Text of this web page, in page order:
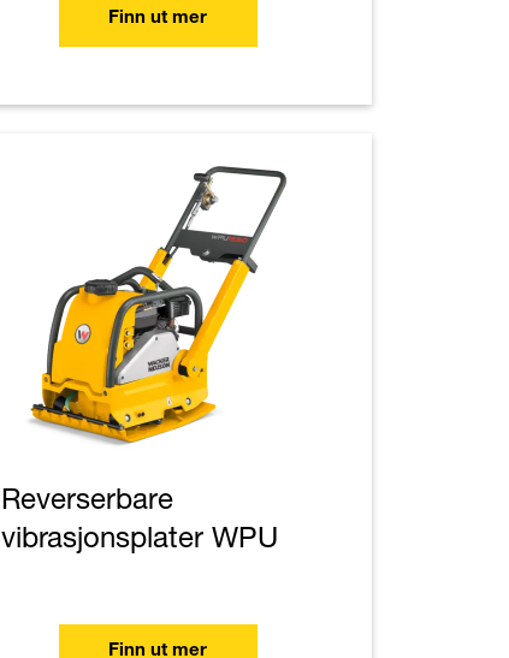
Finn ut mer
Reverserbare
vibrasjonsplater WPU
Finn ut mer